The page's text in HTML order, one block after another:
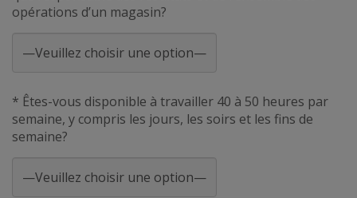
opérations d’un magasin?
* Êtes-vous disponible à travailler 40 à 50 heures par
semaine, y compris les jours, les soirs et les fins de
semaine?